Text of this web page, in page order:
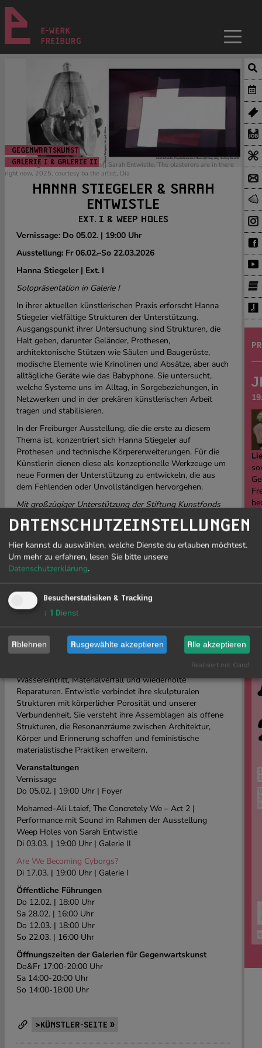
GEGENWARTSKUNST
GALERIE I & GALERIE II
Hanna Stiegeler, No. 946, Skizze || Sarah Entwistle, The plasterers are in there
right now, 2025, courtesy ba the artist, Dia
HANNA STIEGELER & SARAH
ENTWISTLE
EXT. I & WEEP HOLES
Vernissage: Do 05.02. | 19:00 Uhr
Ausstellung: Fr 06.02.–So 22.03.2026
Hanna Stiegeler | Ext. I
Solopräsentation in Galerie I
In ihrer aktuellen künstlerischen Praxis erforscht Hanna
Stiegeler vielfältige Strukturen der Unterstützung.
Ausgangspunkt ihrer Untersuchung sind Strukturen, die
Halt geben, darunter Geländer, Prothesen,
architektonische Stützen wie Säulen und Baugerüste,
modische Elemente wie Krinolinen und Absätze, aber auch
alltägliche Geräte wie das Babyphone. Sie untersucht,
welche Systeme uns im Alltag, in Sorgebeziehungen, in
Netzwerken und in der prekären künstlerischen Arbeit
tragen und stabilisieren.
In der Freiburger Ausstellung, die die erste zu diesem
Thema ist, konzentriert sich Hanna Stiegeler auf
Prothesen und technische Körpererweiterungen. Für die
Künstlerin dienen diese als konzeptionelle Werkzeuge um
neue Formen der Unterstützung zu entwickeln, die aus
dem Fehlenden oder Unvollständigen hervorgehen.
Mit großzügiger Unterstützung der Stiftung Kunstfonds
Sarah Entwistle |Weep Holes
Solopräsentation in Galerie II
In ihrer Einzelausstellung Weep Holesnutzt Sarah
Entwistle die Eigenschaften der unterirdischen Räume des
Verfall und industrielle Rückstände werden zu materiellen
und formalen Elementen ihrer Arbeit. Dadurch entsteht
eine Reihe provisorischer, miteinander verbundener
Assemblagen aus recycelten Fragmenten, Keramik,
Textilien, Archivmaterial und Live-Umgebungsgeräuschen.
Der Titel bezieht sich auf Briefe zwischen ihrer
Urgroßmutter Viviane und ihrem Großvater Clive über
Wassereintritt, Materialverfall und wiederholte
Reparaturen. Entwistle verbindet ihre skulpturalen
Strukturen mit körperlicher Porosität und unserer
Verbundenheit. Sie versteht ihre Assemblagen als offene
Strukturen, die Resonanzräume zwischen Architektur,
Körper und Erinnerung schaffen und feministische
materialistische Praktiken erweitern.
Veranstaltungen
Vernissage
Do 05.02. | 19:00 Uhr | Foyer
Mohamed-Ali Ltaief, The Concretely We – Act 2 |
Performance mit Sound im Rahmen der Ausstellung
Weep Holes von Sarah Entwistle
Di 03.03. | 19:00 Uhr | Galerie II
Are We Becoming Cyborgs?
Di 17.03. | 19:00 Uhr | Galerie I
Öffentliche Führungen
Do 12.02. | 18:00 Uhr
Sa 28.02. | 16:00 Uhr
Do 12.03. | 18:00 Uhr
So 22.03. | 16:00 Uhr
Öffnungszeiten der Galerien für Gegenwartskunst
Do&Fr 17:00-20:00 Uhr
Sa 14:00-20:00 Uhr
So 14:00-18:00 Uhr
>KÜNSTLER-SEITE »
DATENSCHUTZEINSTELLUNGEN
Hier kannst du auswählen, welche Dienste du erlauben möchtest.
Um mehr zu erfahren, lesen Sie bitte unsere
Datenschutzerklärung.
Besucherstatisiken & Tracking
↓ 1 Dienst
Ablehnen Ausgewählte akzeptieren Alle akzeptieren
Realisiert mit Klaro!